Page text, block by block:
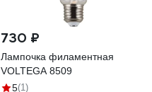
730 ₽
Лампочка филаментная
VOLTEGA 8509
5(1)